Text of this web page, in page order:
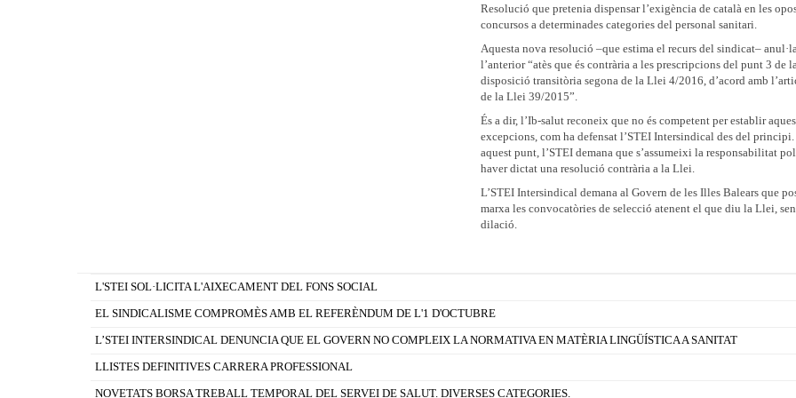
Resolució que pretenia dispensar l’exigència de català en les
concursos a determinades categories del personal sanitari.
Aquesta nova resolució –que estima el recurs del sindicat–
l’anterior “atès que és contrària a les prescripcions del punt 3 de
disposició transitòria segona de la Llei 4/2016, d’acord amb
de la Llei 39/2015”.
És a dir, l’Ib-salut reconeix que no és competent per establir
excepcions, com ha defensat l’STEI Intersindical des del
aquest punt, l’STEI demana que s’assumeixi la responsabilitat
haver dictat una resolució contrària a la Llei.
L’STEI Intersindical demana al Govern de les Illes Balears que
marxa les convocatòries de selecció atenent el que diu la Llei,
dilació.
L'STEI SOL·LICITA L'AIXECAMENT DEL FONS SOCIAL
EL SINDICALISME COMPROMÈS AMB EL REFERÈNDUM DE L'1 D'OCTUBRE
L’STEI INTERSINDICAL DENUNCIA QUE EL GOVERN NO COMPLEIX LA NORMATIVA EN MATÈRIA LINGÜÍSTICA A SANITAT
LLISTES DEFINITIVES CARRERA PROFESSIONAL
NOVETATS BORSA TREBALL TEMPORAL DEL SERVEI DE SALUT. DIVERSES CATEGORIES.